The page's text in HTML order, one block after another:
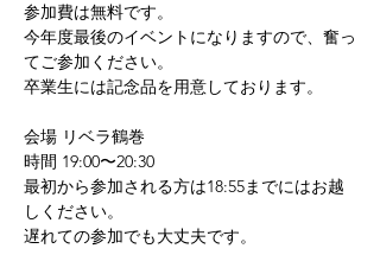
参加費は無料です。
今年度最後のイベントになりますので、奮っ
てご参加ください。
卒業生には記念品を用意しております。
会場 リベラ鶴巻
時間 19:00〜20:30
最初から参加される方は18:55までにはお越
しください。
遅れての参加でも大丈夫です。